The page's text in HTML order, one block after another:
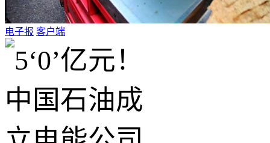
电子报 客户端